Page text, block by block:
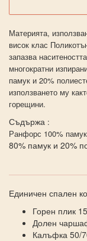
Материята,
висок клас
запазва
многократни
памук и 20%
използването му
горещини.
Съдържа :
Ранфорс 100%
80% памук и 20%
Единичен спален
Горен плик
Долен
Калъфка 50/